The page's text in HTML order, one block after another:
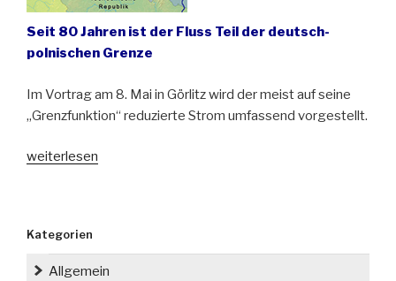
Seit 80 Jahren ist der Fluss Teil der deutsch-
polnischen Grenze
Im Vortrag am 8. Mai in Görlitz wird der meist auf seine
„Grenzfunktion“ reduzierte Strom umfassend vorgestellt.
„Die
der
Quelle
weiterlesen
Kategorien
Allgemein